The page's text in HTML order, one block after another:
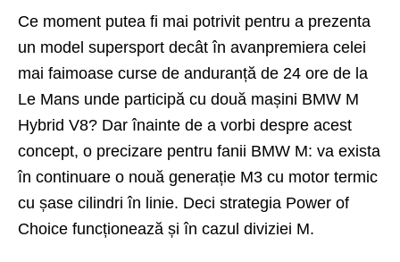
Ce moment putea fi mai potrivit pentru a prezenta
un model supersport decât în avanpremiera celei
mai faimoase curse de anduranță de 24 ore de la
Le Mans unde participă cu două mașini BMW M
Hybrid V8? Dar înainte de a vorbi despre acest
concept, o precizare pentru fanii BMW M: va exista
în continuare o nouă generație M3 cu motor termic
cu șase cilindri în linie. Deci strategia Power of
Choice funcționează și în cazul diviziei M.